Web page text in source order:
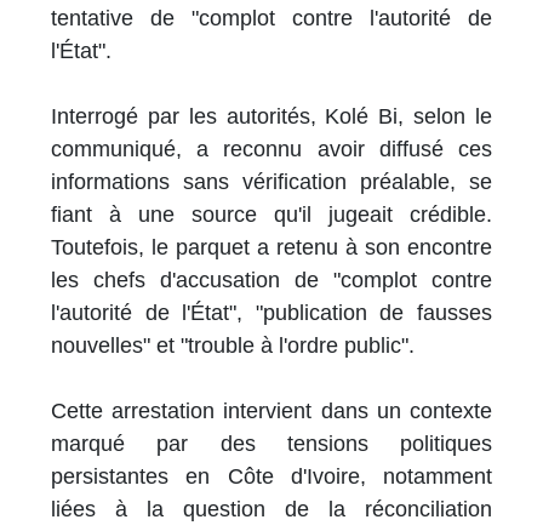
tentative de "complot contre l'autorité de
l'État".
Interrogé par les autorités, Kolé Bi, selon le
communiqué, a reconnu avoir diffusé ces
informations sans vérification préalable, se
fiant à une source qu'il jugeait crédible.
Toutefois, le parquet a retenu à son encontre
les chefs d'accusation de "complot contre
l'autorité de l'État", "publication de fausses
nouvelles" et "trouble à l'ordre public".
Cette arrestation intervient dans un contexte
marqué par des tensions politiques
persistantes en Côte d'Ivoire, notamment
liées à la question de la réconciliation